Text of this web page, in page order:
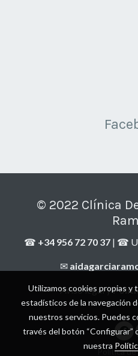
Fa
© 2022 Clínica
☎ +34 956 72 70 37 | ☎
✉
Aviso legal y
Política
Utilizamos cookies propias
estadísticos de la navegación
nuestros servicios. Puedes
través del botón “Configurar”
nuestra